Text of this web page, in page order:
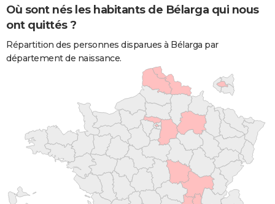
Où sont nés les habitants de Bélarga qui nous
ont quittés ?
Répartition des personnes disparues à Bélarga par
département de naissance.